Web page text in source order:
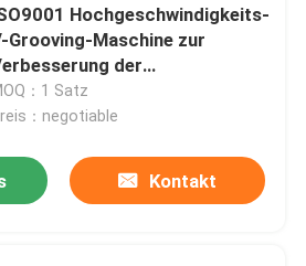
Hochgeschwindigkeits-
Grooving-Maschine zur
der
：1 Satz
：negotiable
Kontakt